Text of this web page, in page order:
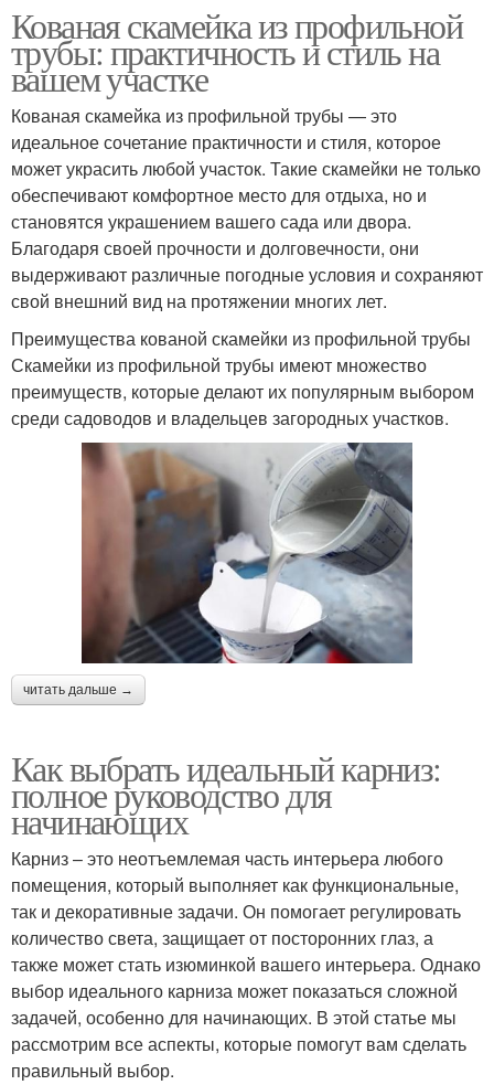
Кованая скамейка из профильной
трубы: практичность и стиль на
вашем участке
Кованая скамейка из профильной трубы — это
идеальное сочетание практичности и стиля, которое
может украсить любой участок. Такие скамейки не только
обеспечивают комфортное место для отдыха, но и
становятся украшением вашего сада или двора.
Благодаря своей прочности и долговечности, они
выдерживают различные погодные условия и сохраняют
свой внешний вид на протяжении многих лет.
Преимущества кованой скамейки из профильной трубы
Скамейки из профильной трубы имеют множество
преимуществ, которые делают их популярным выбором
среди садоводов и владельцев загородных участков.
читать дальше →
Как выбрать идеальный карниз:
полное руководство для
начинающих
Карниз – это неотъемлемая часть интерьера любого
помещения, который выполняет как функциональные,
так и декоративные задачи. Он помогает регулировать
количество света, защищает от посторонних глаз, а
также может стать изюминкой вашего интерьера. Однако
выбор идеального карниза может показаться сложной
задачей, особенно для начинающих. В этой статье мы
рассмотрим все аспекты, которые помогут вам сделать
правильный выбор.